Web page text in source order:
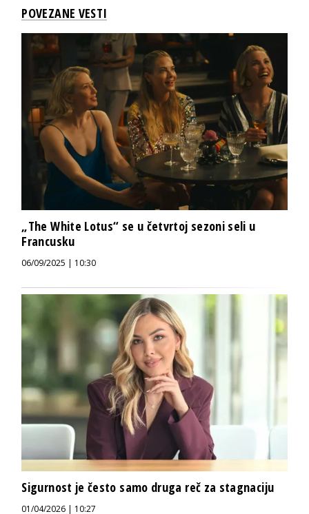
POVEZANE VESTI
„The White Lotus“ se u četvrtoj sezoni seli u
Francusku
06/09/2025 | 10:30
Sigurnost je često samo druga reč za stagnaciju
01/04/2026 | 10:27